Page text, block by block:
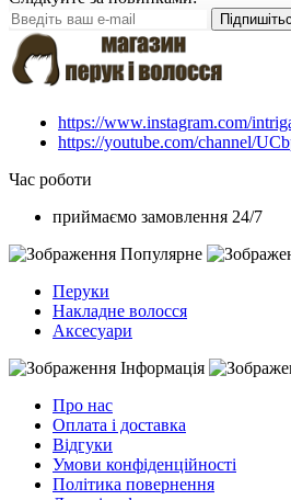
https://www.instagram.com/
https://youtube.com/channel/
Час роботи
приймаємо замовлення 24/7
Популярне
Перуки
Накладне волосся
Аксесуари
Інформація
Про нас
Оплата і доставка
Відгуки
Умови конфіденційності
Політика повернення